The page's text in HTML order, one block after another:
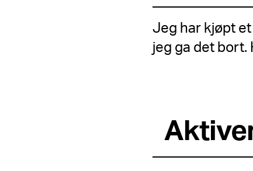
Jeg har kjøpt
jeg ga det bort.